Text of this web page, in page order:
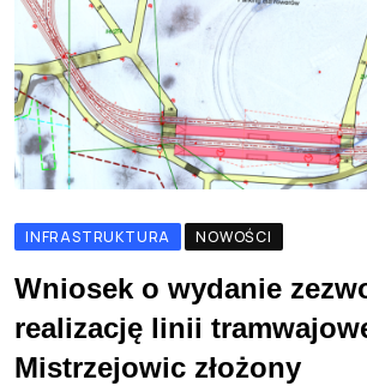
INFRASTRUKTURA NOWOŚCI
Wniosek o wydanie
realizację linii
Mistrzejowic złożony